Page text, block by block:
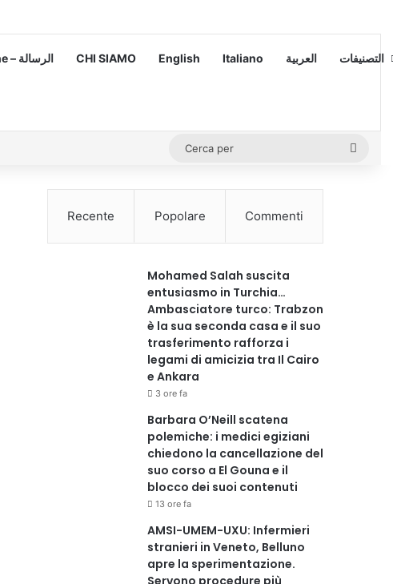
Missione – الرسالة CHI SIAMO English Italiano العربية التصنيفات
Recente Popolare Commenti
Mohamed Salah suscita
entusiasmo in Turchia…
Ambasciatore turco: Trabzon
è la sua seconda casa e il suo
trasferimento rafforza i
legami di amicizia tra Il Cairo
e Ankara
3 ore fa
Barbara O’Neill scatena
polemiche: i medici egiziani
chiedono la cancellazione del
suo corso a El Gouna e il
blocco dei suoi contenuti
13 ore fa
AMSI-UMEM-UXU: Infermieri
stranieri in Veneto, Belluno
apre la sperimentazione.
Servono procedure più